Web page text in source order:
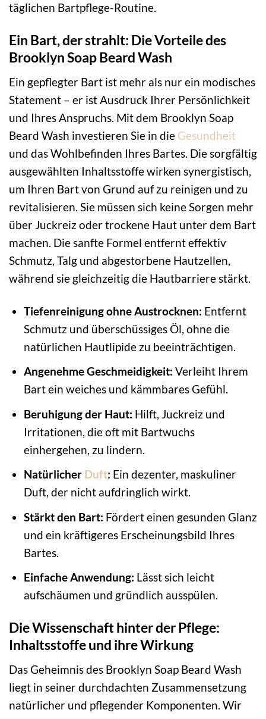
täglichen Bartpflege-Routine.
Ein Bart, der strahlt: Die Vorteile des
Brooklyn Soap Beard Wash
Ein gepflegter Bart ist mehr als nur ein modisches
Statement – er ist Ausdruck Ihrer Persönlichkeit
und Ihres Anspruchs. Mit dem Brooklyn Soap
Beard Wash investieren Sie in die Gesundheit
und das Wohlbefinden Ihres Bartes. Die sorgfältig
ausgewählten Inhaltsstoffe wirken synergistisch,
um Ihren Bart von Grund auf zu reinigen und zu
revitalisieren. Sie müssen sich keine Sorgen mehr
über Juckreiz oder trockene Haut unter dem Bart
machen. Die sanfte Formel entfernt effektiv
Schmutz, Talg und abgestorbene Hautzellen,
während sie gleichzeitig die Hautbarriere stärkt.
Tiefenreinigung ohne Austrocknen: Entfernt
Schmutz und überschüssiges Öl, ohne die
natürlichen Hautlipide zu beeinträchtigen.
Angenehme Geschmeidigkeit: Verleiht Ihrem
Bart ein weiches und kämmbares Gefühl.
Beruhigung der Haut: Hilft, Juckreiz und
Irritationen, die oft mit Bartwuchs
einhergehen, zu lindern.
Natürlicher Duft: Ein dezenter, maskuliner
Duft, der nicht aufdringlich wirkt.
Stärkt den Bart: Fördert einen gesunden Glanz
und ein kräftigeres Erscheinungsbild Ihres
Bartes.
Einfache Anwendung: Lässt sich leicht
aufschäumen und gründlich ausspülen.
Die Wissenschaft hinter der Pflege:
Inhaltsstoffe und ihre Wirkung
Das Geheimnis des Brooklyn Soap Beard Wash
liegt in seiner durchdachten Zusammensetzung
natürlicher und pflegender Komponenten. Wir